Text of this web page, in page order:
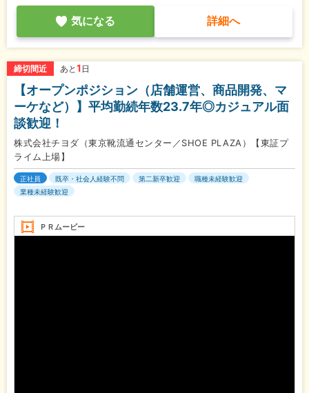
気になる 詳細へ
締切間近 あと 1 日
【オープンポジション（店舗運営、商品開発、マ
ーケなど）】平均勤続年数23.7年◎カジュアル面
談歓迎！
株式会社チヨダ（東京靴流通センター／SHOE PLAZA）【東証プ
ライム上場】
正社員 既卒・社会人経験不問 第二新卒歓迎
職種未経験歓迎
業種未経験歓迎
ＰＲムービー